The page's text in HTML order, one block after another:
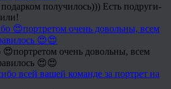
получилось))) Есть подруги-
😍портретом очень довольны, всем
😍😍